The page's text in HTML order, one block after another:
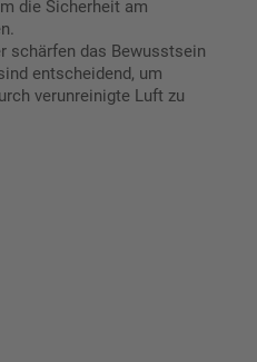
die Sicherheit am
schärfen das Bewusstsein
entscheidend, um
verunreinigte Luft zu